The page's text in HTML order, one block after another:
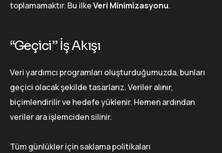
toplamamaktır. Bu ilkeVeri Minimizasyonu.
“Geçici” İş Akışı
Veri yardımcı programları oluşturduğumuzda, bunları
geçici olacak şekilde tasarlarız. Veriler alınır,
biçimlendirilir ve hedefe yüklenir. Hemen ardından
veriler ara işlemciden silinir.
Tüm günlükler için saklama politikaları